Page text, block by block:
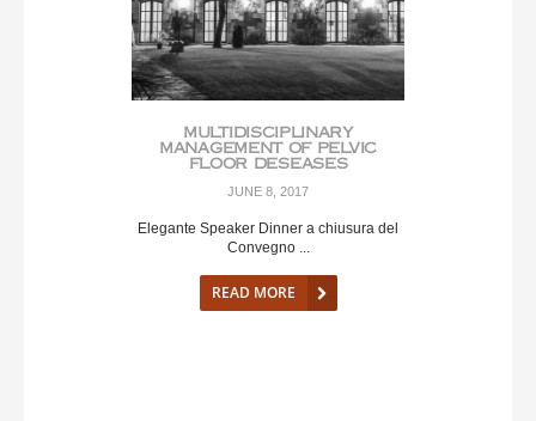
MULTIDISCIPLINARY
MANAGEMENT OF PELVIC
FLOOR DESEASES
JUNE 8, 2017
Elegante Speaker Dinner a chiusura del
Convegno ...
READ MORE